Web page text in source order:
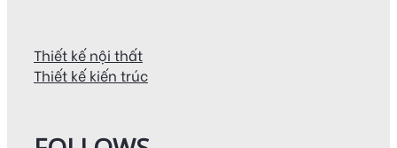
Thiết kế nội thất
Thiết kế kiến trúc